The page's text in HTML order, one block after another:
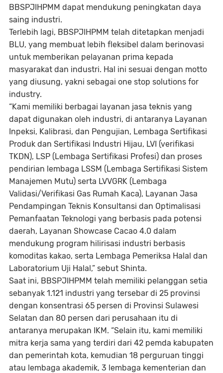
BBSPJIHPMM dapat mendukung peningkatan daya
saing industri.
Terlebih lagi, BBSPJIHPMM telah ditetapkan menjadi
BLU, yang membuat lebih fleksibel dalam berinovasi
untuk memberikan pelayanan prima kepada
masyarakat dan industri. Hal ini sesuai dengan motto
yang diusung, yakni sebagai one stop solutions for
industry.
“Kami memiliki berbagai layanan jasa teknis yang
dapat digunakan oleh industri, di antaranya Layanan
Inpeksi, Kalibrasi, dan Pengujian, Lembaga Sertifikasi
Produk dan Sertifikasi Industri Hijau, LVI (verifikasi
TKDN), LSP (Lembaga Sertifikasi Profesi) dan proses
pendirian lembaga LSSM (Lembaga Sertifikasi Sistem
Manajemen Mutu) serta LVVGRK (Lembaga
Validasi/Verifikasi Gas Rumah Kaca), Layanan Jasa
Pendampingan Teknis Konsultansi dan Optimalisasi
Pemanfaatan Teknologi yang berbasis pada potensi
daerah, Layanan Showcase Cacao 4.0 dalam
mendukung program hilirisasi industri berbasis
komoditas kakao, serta Lembaga Pemeriksa Halal dan
Laboratorium Uji Halal,” sebut Shinta.
Saat ini, BBSPJIHPMM telah memiliki pelanggan setia
sebanyak 1.121 industri yang tersebar di 25 provinsi
dengan konsentrasi 65 persen di Provinsi Sulawesi
Selatan dan 80 persen dari perusahaan itu di
antaranya merupakan IKM. “Selain itu, kami memiliki
mitra kerja sama yang terdiri dari 42 pemda kabupaten
dan pemerintah kota, kemudian 18 perguruan tinggi
atau lembaga akademik, 3 lembaga kementerian dan